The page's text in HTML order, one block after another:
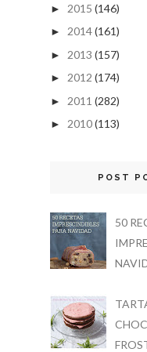
► 2015 (146)
► 2014(161)
► 2013 (157)
► 2012 (174)
► 2011 (282)
► 2010(113)
POST
50